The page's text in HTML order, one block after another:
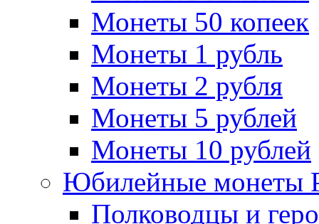
Монеты 50 копеек
Монеты 1 рубль
Монеты 2 рубля
Монеты 5 рублей
Монеты 10 рублей
Юбилейные монеты
Полководцы и